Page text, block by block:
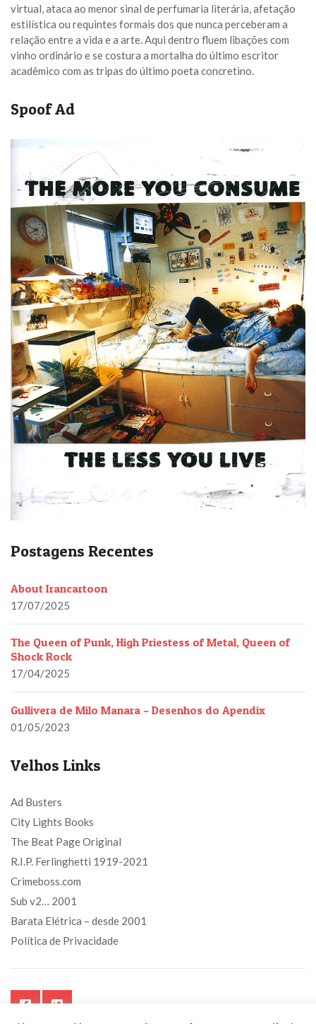
virtual, ataca ao menor sinal de perfumaria literária, afetação
estilística ou requintes formais dos que nunca perceberam a
relação entre a vida e a arte. Aqui dentro fluem libações com
vinho ordinário e se costura a mortalha do último escritor
acadêmico com as tripas do último poeta concretino.
Spoof Ad
Postagens Recentes
About Irancartoon
17/07/2025
The Queen of Punk, High Priestess of Metal, Queen of
Shock Rock
17/04/2025
Gullivera de Milo Manara – Desenhos do Apendix
01/05/2023
Velhos Links
Ad Busters
City Lights Books
The Beat Page Original
R.I.P. Ferlinghetti 1919-2021
Crimeboss.com
Sub v2… 2001
Barata Elétrica – desde 2001
Política de Privacidade